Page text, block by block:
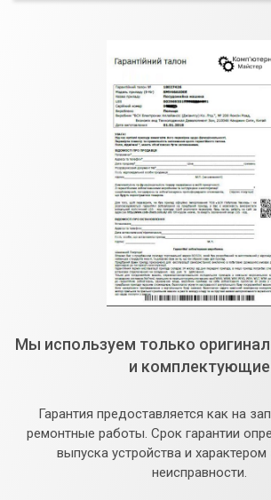
Мы используем только
и комплектующие
Гарантия предоставляется как на
ремонтные работы. Срок гарантии
выпуска устройства и характером
неисправности.